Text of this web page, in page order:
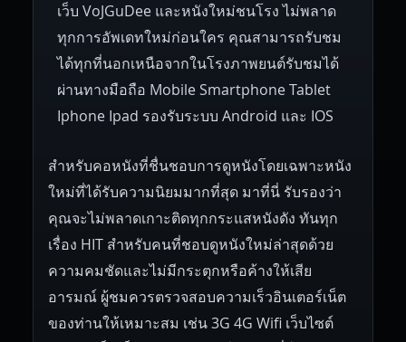
1938 1937 1930 1928 1916
Czech Republic Brazil Turkey
เว็บ VoJGuDee และหนังใหม่ชนโรง ไม่พลาด
ทุกการอัพเดทใหม่ก่อนใคร คุณสามารถรับชม
ได้ทุกที่นอกเหนือจากในโรงภาพยนต์รับชมได้
ผ่านทางมือถือ Mobile Smartphone Tablet
Iphone Ipad รองรับระบบ Android และ IOS
สำหรับคอหนังที่ชื่นชอบการดูหนังโดยเฉพาะหนัง
ใหม่ที่ได้รับความนิยมมากที่สุด มาที่นี่ รับรองว่า
คุณจะไม่พลาดเกาะติดทุกกระแสหนังดัง ทันทุก
เรื่อง HIT สำหรับคนที่ชอบดูหนังใหม่ล่าสุดด้วย
ความคมชัดและไม่มีกระตุกหรือค้างให้เสีย
อารมณ์ ผู้ชมควรตรวจสอบความเร็วอินเตอร์เน็ต
ของท่านให้เหมาะสม เช่น 3G 4G Wifi เว็บไซต์